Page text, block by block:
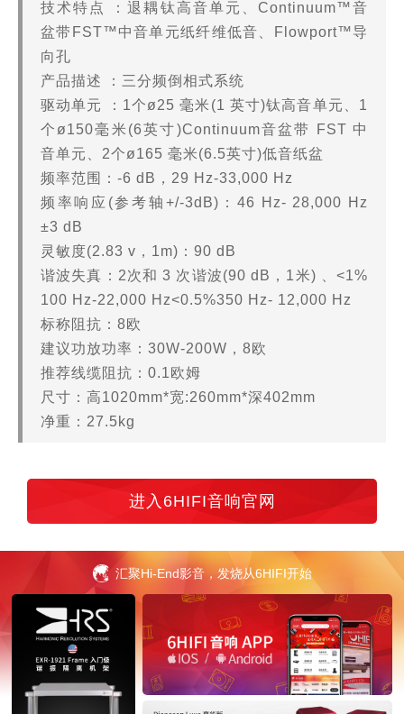
技术特点
：退耦钛高音单元、Continuum™音
盆带FST™中音单元纸纤维低音、Flowport™导
向孔
产品描述
：三分频倒相式系统
驱动单元
：1个ø25 毫米(1 英寸)钛高音单元、1
个ø150毫米(6英寸)Continuum音盆带 FST 中
音单元、2个ø165 毫米(6.5英寸)低音纸盆
频率范围：-6 dB，29 Hz-33,000 Hz
频率响应(参考轴+/-3dB)：46 Hz- 28,000 Hz
±3 dB
灵敏度(2.83 v，1m)：90 dB
谐波失真：2次和 3 次谐波(90 dB，1米) 、<1%
100 Hz-22,000 Hz<0.5%350 Hz- 12,000 Hz
标称阻抗：8欧
建议功放功率：30W-200W，8欧
推荐线缆阻抗：0.1欧姆
尺寸：高1020mm*宽:260mm*深402mm
净重：27.5kg
进入6HIFI音响官网
汇聚Hi-End影音，发烧从6HIFI开始